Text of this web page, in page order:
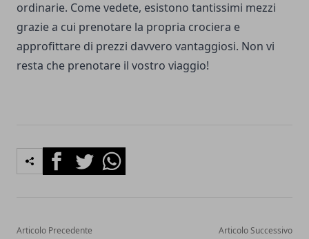
ordinarie. Come vedete, esistono tantissimi mezzi
grazie a cui prenotare la propria crociera e
approfittare di prezzi davvero vantaggiosi. Non vi
resta che prenotare il vostro viaggio!
FacebookTwitterWhatsapp
Articolo Precedente Articolo Successivo